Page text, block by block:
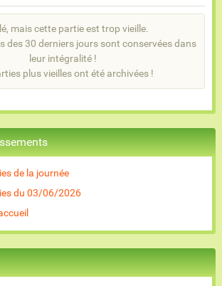
mais cette partie est trop vieille.
des 30 derniers jours sont conservées dans
leur intégralité !
plus vieilles ont été archivées !
de la journée
du 03/06/2026